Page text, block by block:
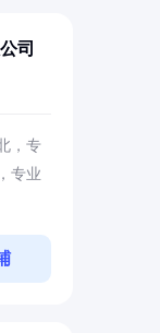
司
，专
专业